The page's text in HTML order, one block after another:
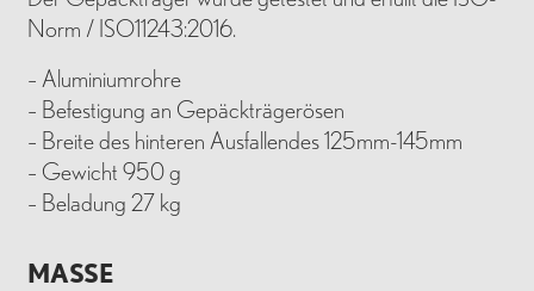
Norm / ISO11243:2016.
– Aluminiumrohre
– Befestigung an Gepäckträgerösen
– Breite des hinteren Ausfallendes 125mm-145mm
– Gewicht 950 g
– Beladung 27 kg
MASSE